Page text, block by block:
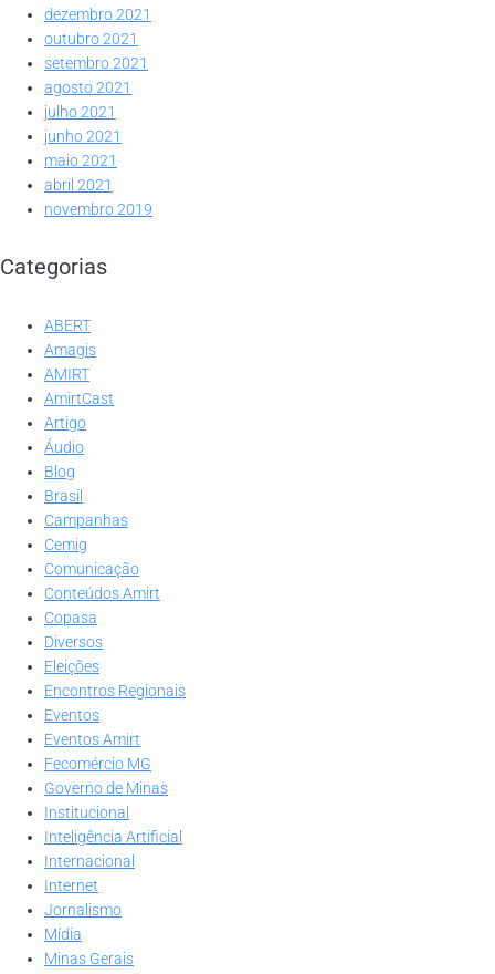
dezembro 2021
outubro 2021
setembro 2021
agosto 2021
julho 2021
junho 2021
maio 2021
abril 2021
novembro 2019
Categorias
ABERT
Amagis
AMIRT
AmirtCast
Artigo
Áudio
Blog
Brasil
Campanhas
Cemig
Comunicação
Conteúdos Amirt
Copasa
Diversos
Eleições
Encontros Regionais
Eventos
Eventos Amirt
Fecomércio MG
Governo de Minas
Institucional
Inteligência Artificial
Internacional
Internet
Jornalismo
Mídia
Minas Gerais